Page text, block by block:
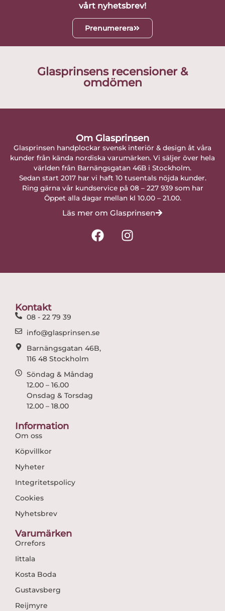
vårt nyhetsbrev!
Prenumerera
Glasprinsens recensioner &
omdömen
Om Glasprinsen
Glasprinsen handplockar svensk interiör & design åt våra
kunder från kända nordiska varumärken. Vi säljer över hela
världen från Barnängsgatan 46B i Stockholm.
Sedan start 2017 har vi haft 10 tusentals nöjda kunder.
Ring gärna vår kundservice på 08 – 227 939 som har
Öppet alla dagar mellan kl 10.00 – 21.00.
Läs mer om Glasprinsen
F
a
I
n
Kontakt
08 - 22 79 39
info@glasprinsen.se
Barnängsgatan 46B,
116 48 Stockholm
Söndag & Måndag
12.00 – 16.00
Onsdag & Torsdag
12.00 – 18.00
Information
Om oss
Köpvillkor
Nyheter
Integritetspolicy
Cookies
Nyhetsbrev
Varumärken
Orrefors
Iittala
Kosta Boda
Gustavsberg
Reijmyre